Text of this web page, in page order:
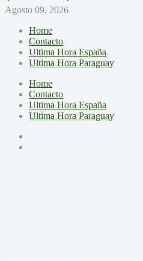
Agosto 09, 2026
Home
Contacto
Ultima Hora España
Ultima Hora Paraguay
Home
Contacto
Ultima Hora España
Ultima Hora Paraguay